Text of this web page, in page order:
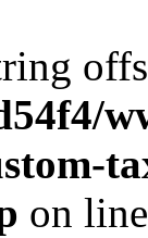
on